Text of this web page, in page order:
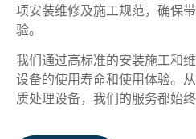
项安装维修及施工规范，确保
验。
我们通过高标准的安装施工和
设备的使用寿命和使用体验。
质处理设备，我们的服务都始终